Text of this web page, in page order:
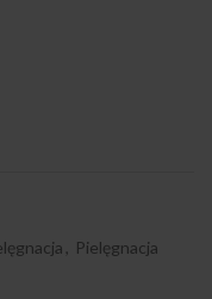
Pielęgnacja